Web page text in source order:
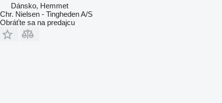
Dánsko, Hemmet
Chr. Nielsen - Tingheden A/S
Obráťte sa na predajcu